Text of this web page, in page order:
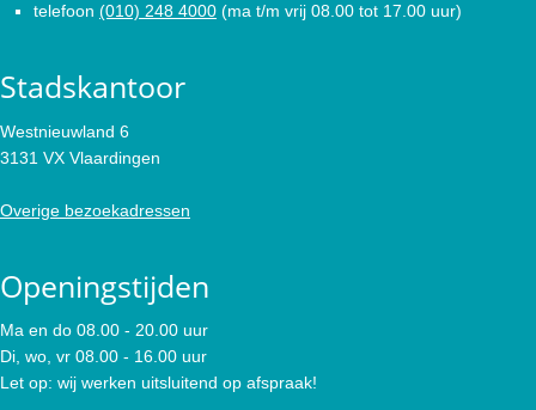
telefoon (010) 248 4000 (ma t/m vrij 08.00 tot 17.00 uur)
Stadskantoor
Westnieuwland 6
3131 VX Vlaardingen
Overige bezoekadressen
Openingstijden
Ma en do 08.00 - 20.00 uur
Di, wo, vr 08.00 - 16.00 uur
Let op: wij werken uitsluitend op afspraak!